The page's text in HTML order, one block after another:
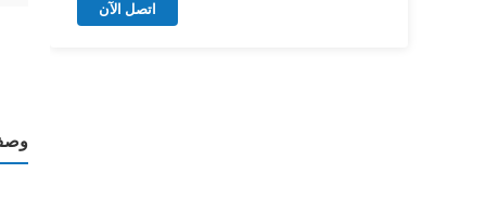
اتصل الآن